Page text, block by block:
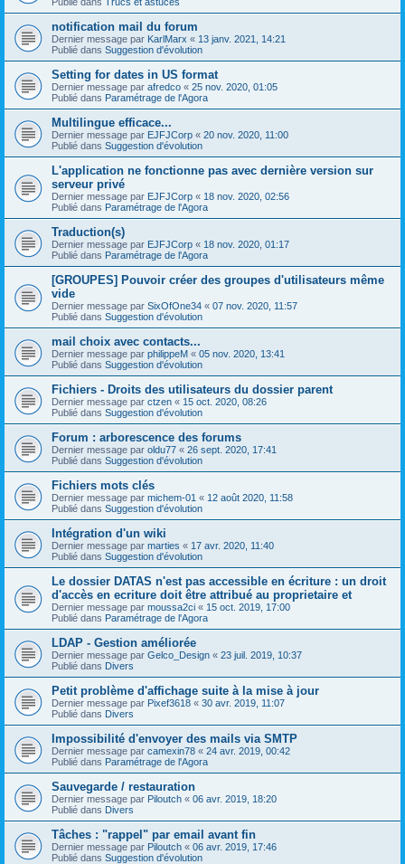
notification mail du forum
Dernier message par KarlMarx « 13 janv. 2021, 14:21
Publié dans Suggestion d'évolution
Setting for dates in US format
Dernier message par afredco « 25 nov. 2020, 01:05
Publié dans Paramétrage de l'Agora
Multilingue efficace...
Dernier message par EJFJCorp « 20 nov. 2020, 11:00
Publié dans Suggestion d'évolution
L'application ne fonctionne pas avec dernière version sur
serveur privé
Dernier message par EJFJCorp « 18 nov. 2020, 02:56
Publié dans Paramétrage de l'Agora
Traduction(s)
Dernier message par EJFJCorp « 18 nov. 2020, 01:17
Publié dans Paramétrage de l'Agora
[GROUPES] Pouvoir créer des groupes d'utilisateurs même
vide
Dernier message par SixOfOne34 « 07 nov. 2020, 11:57
Publié dans Suggestion d'évolution
mail choix avec contacts...
Dernier message par philippeM « 05 nov. 2020, 13:41
Publié dans Suggestion d'évolution
Fichiers - Droits des utilisateurs du dossier parent
Dernier message par ctzen « 15 oct. 2020, 08:26
Publié dans Suggestion d'évolution
Forum : arborescence des forums
Dernier message par oldu77 « 26 sept. 2020, 17:41
Publié dans Suggestion d'évolution
Fichiers mots clés
Dernier message par michem-01 « 12 août 2020, 11:58
Publié dans Suggestion d'évolution
Intégration d'un wiki
Dernier message par marties « 17 avr. 2020, 11:40
Publié dans Suggestion d'évolution
Le dossier DATAS n'est pas accessible en écriture : un droit
d'accès en ecriture doit être attribué au proprietaire et
Dernier message par moussa2ci « 15 oct. 2019, 17:00
Publié dans Paramétrage de l'Agora
LDAP - Gestion améliorée
Dernier message par Gelco_Design « 23 juil. 2019, 10:37
Publié dans Divers
Petit problème d'affichage suite à la mise à jour
Dernier message par Pixef3618 « 30 avr. 2019, 11:07
Publié dans Divers
Impossibilité d'envoyer des mails via SMTP
Dernier message par camexin78 « 24 avr. 2019, 00:42
Publié dans Paramétrage de l'Agora
Sauvegarde / restauration
Dernier message par Piloutch « 06 avr. 2019, 18:20
Publié dans Divers
Tâches : "rappel" par email avant fin
Dernier message par Piloutch « 06 avr. 2019, 17:46
Publié dans Suggestion d'évolution